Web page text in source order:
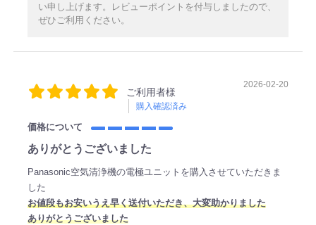
い申し上げます。レビューポイントを付与しましたので、
ぜひご利用ください。
ご利用者様
購入確認済み
2026-02-20
価格について
ありがとうございました
Panasonic空気清浄機の電極ユニットを購入させていただきま
した
お値段もお安いうえ早く送付いただき、大変助かりました
ありがとうございました